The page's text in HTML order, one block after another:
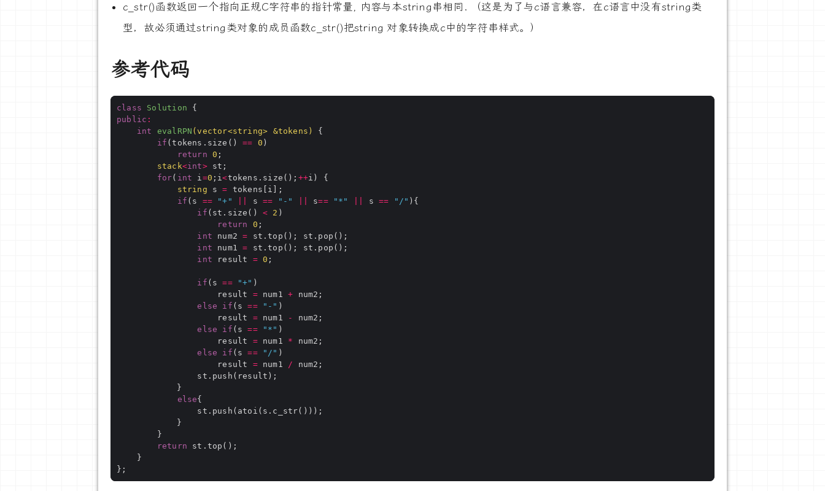
c_str()函数返回一个指向正规C字符串的指针常量, 内容与本string串相同. （这是为了与c语言兼容，在c语言中没有string类
型，故必须通过string类对象的成员函数c_str()把string 对象转换成c中的字符串样式。）
参考代码
class Solution {
public :
int
evalRPN (vector<string> &tokens)
if (tokens.size() == 0
return 0
stack<int>
for( int i=0 ;i<tokens.size(); ++
string s =
if (s == "+" s == "-" s== "*" s == "/"
if (st.size() < 2
return
0
int num2 =
int num1 =
int result = 0
if (s == "+"
                    result
= num1 +
else
if (s == "-"
                    result
= num1 -
else
if (s == "*"
                    result
= num1 *
else
if (s == "/"
                    result
= num1 /
else
return